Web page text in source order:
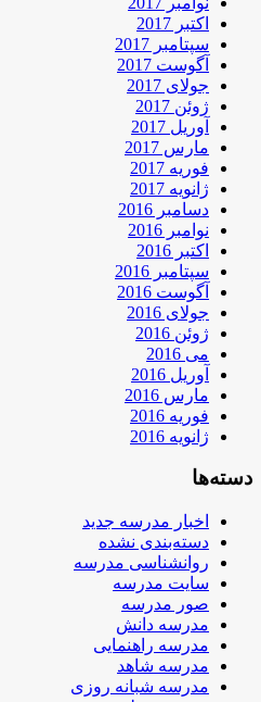
اکتبر 2017
سپتامبر 2017
آگوست 2017
جولای 2017
ژوئن 2017
آوریل 2017
مارس 2017
فوریه 2017
ژانویه 2017
دسامبر 2016
نوامبر 2016
اکتبر 2016
سپتامبر 2016
آگوست 2016
جولای 2016
ژوئن 2016
می 2016
آوریل 2016
مارس 2016
فوریه 2016
ژانویه 2016
دسته‌ها
اخبار مدرسه جدید
دسته‌بندی نشده
روانشناسی مدرسه
سایت مدرسه
صور مدرسه
مدرسه دانش
مدرسه راهنمایی
مدرسه شاهد
مدرسه شبانه روزی